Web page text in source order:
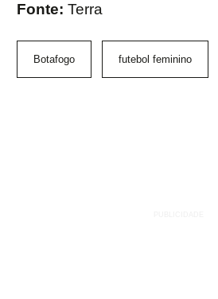
Fonte: Terra
Botafogo futebol feminino